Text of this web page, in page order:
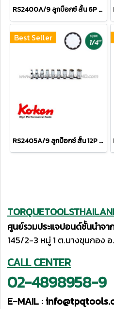
RS2400A/9 ลูกบ็อกซ์ สั้น 6P ชุด 9 ชิ้น (SQ.DR.1/4") Socket Set on Rail
Best Seller
RS2405A/9 ลูกบ็อกซ์ สั้น 12P ชุด 9 ชิ้น (SQ.DR.1/4") Socket Set on Rail
ศูนย์รวมประแจปอนด์ชั้นนำจ
145/2-3 หมู่ 1 ต.บางขุนกอง อ
CALL CENTER
02-4898958-9
E-MAIL :